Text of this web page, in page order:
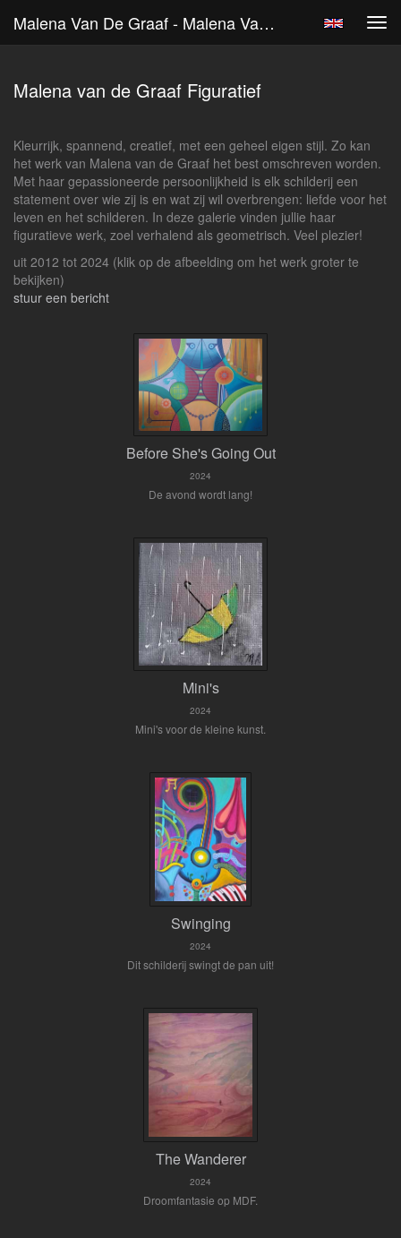
Malena Van De Graaf - Malena Van De Graaf Figuratief
Malena van de Graaf Figuratief
Kleurrijk, spannend, creatief, met een geheel eigen stijl. Zo kan
het werk van Malena van de Graaf het best omschreven worden.
Met haar gepassioneerde persoonlijkheid is elk schilderij een
statement over wie zij is en wat zij wil overbrengen: liefde voor het
leven en het schilderen. In deze galerie vinden jullie haar
figuratieve werk, zoel verhalend als geometrisch. Veel plezier!
uit 2012 tot 2024 (klik op de afbeelding om het werk groter te
bekijken)
stuur een bericht
Before She's Going Out
2024
De avond wordt lang!
Mini's
2024
Mini's voor de kleine kunst.
Swinging
2024
Dit schilderij swingt de pan uit!
The Wanderer
2024
Droomfantasie op MDF.